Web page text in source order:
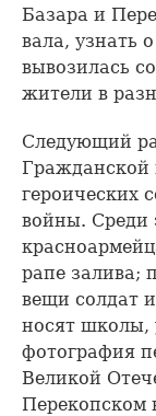
Базара и
вала, узнать
вывозилась
жители в
Следующий
Гражданской
героических
войны. Среди
рапе залива;
вещи солдат
носят школы,
фотография
Великой
Перекопском